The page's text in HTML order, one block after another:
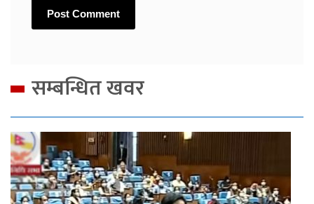
सम्बन्धित खवर